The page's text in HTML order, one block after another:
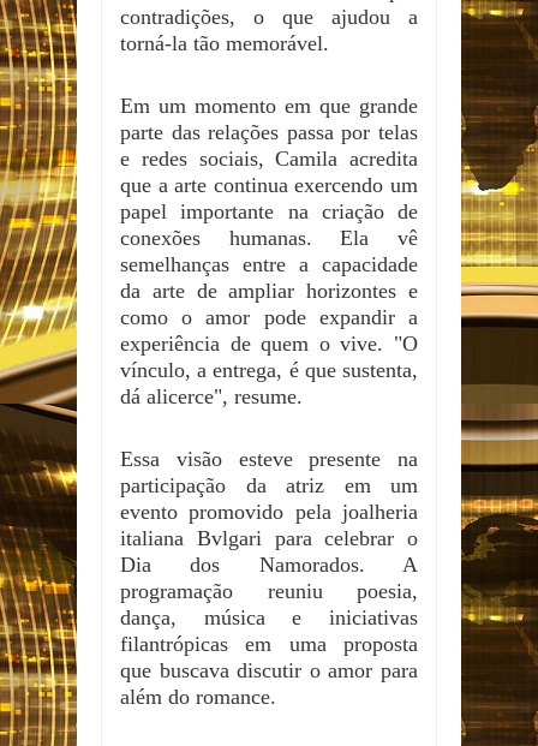
contradições, o que ajudou a
torná-la tão memorável.
Em um momento em que grande
parte das relações passa por telas
e redes sociais, Camila acredita
que a arte continua exercendo um
papel importante na criação de
conexões humanas. Ela vê
semelhanças entre a capacidade
da arte de ampliar horizontes e
como o amor pode expandir a
experiência de quem o vive. "O
vínculo, a entrega, é que sustenta,
dá alicerce", resume.
Essa visão esteve presente na
participação da atriz em um
evento promovido pela joalheria
italiana Bvlgari para celebrar o
Dia dos Namorados. A
programação reuniu poesia,
dança, música e iniciativas
filantrópicas em uma proposta
que buscava discutir o amor para
além do romance.